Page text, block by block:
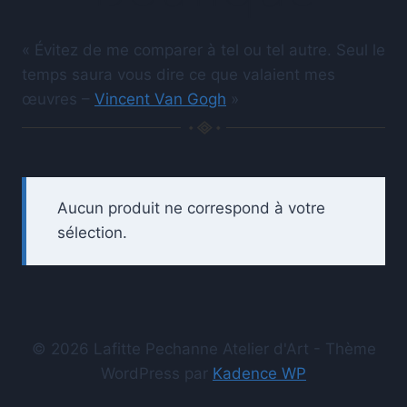
« Évitez de me comparer à tel ou tel autre. Seul le
temps saura vous dire ce que valaient mes
œuvres – Vincent Van Gogh »
Aucun produit ne correspond à votre
sélection.
© 2026 Lafitte Pechanne Atelier d'Art - Thème
WordPress par Kadence WP